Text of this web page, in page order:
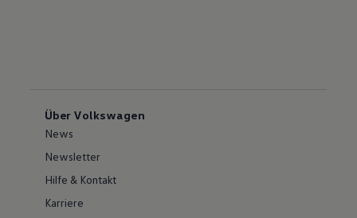
Über Volkswagen
News
Newsletter
Hilfe & Kontakt
Karriere